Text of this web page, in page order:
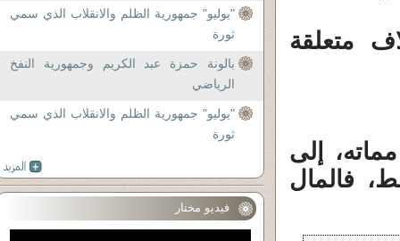
متعلقة
إلى
فالمال
"يوليو" جمهورية الظلم والانقلاب الذي سمي
ثورة
بالونة حمزة عبد الكريم وجمهورية النفخ
الرياضي
"يوليو" جمهورية الظلم والانقلاب الذي سمي
ثورة
فيديو مختار